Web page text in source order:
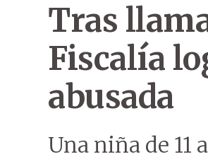
Tras
Fiscalía
abusada
Una niña de 11